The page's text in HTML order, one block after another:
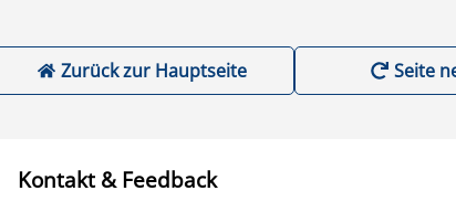
Zurück zur Hauptseite Seite
Kontakt & Feedback